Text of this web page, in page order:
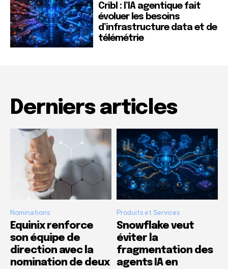
Cribl : l’IA agentique fait
évoluer les besoins
d’infrastructure data et de
télémétrie
Derniers articles
Nominations
Equinix renforce
son équipe de
direction avec la
nomination de deux
Produits et Services
Snowflake veut
éviter la
fragmentation des
agents IA en